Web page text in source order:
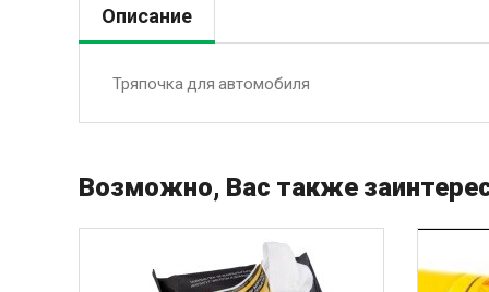
Описание
Тряпочка для автомобиля
Возможно, Вас также